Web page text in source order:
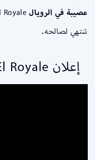
عصيبة في الرويال
تنتهي لصالحه.
إعلان Bad Times at the El Royale